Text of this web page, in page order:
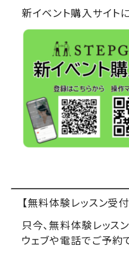
新イベント購入サイト
【無料体験レッスン受付
只今、無料体験レッス
ウェブや電話でご予約